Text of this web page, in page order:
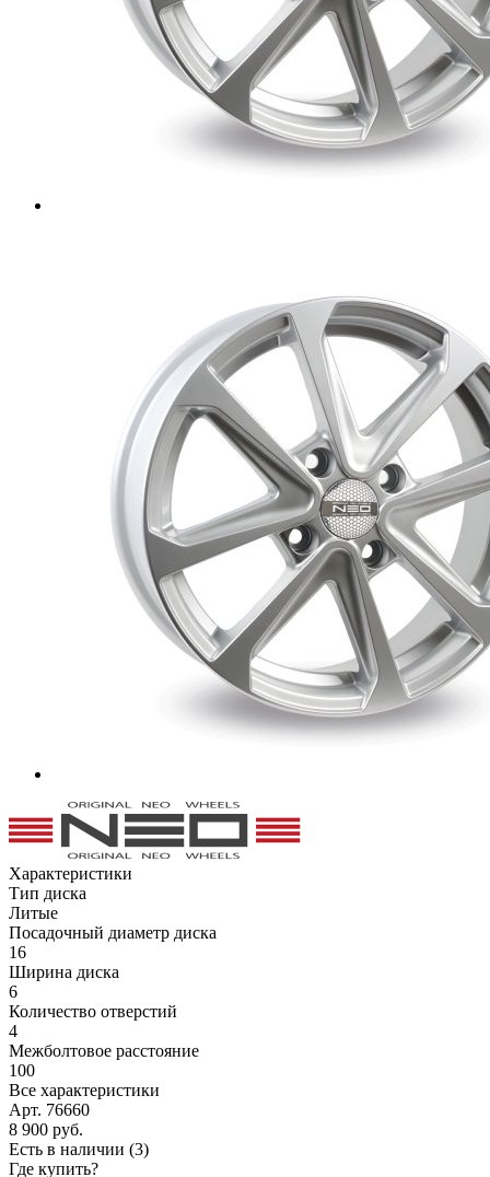
Характеристики
Тип диска
Литые
Посадочный диаметр диска
16
Ширина диска
6
Количество отверстий
4
Межболтовое расстояние
100
Все характеристики
Арт. 76660
8 900 руб.
Есть в наличии (3)
Где купить?